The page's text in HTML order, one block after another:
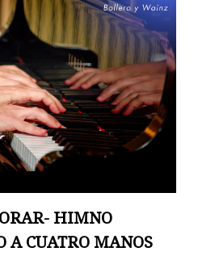
HIMNO
A CUATRO MANOS